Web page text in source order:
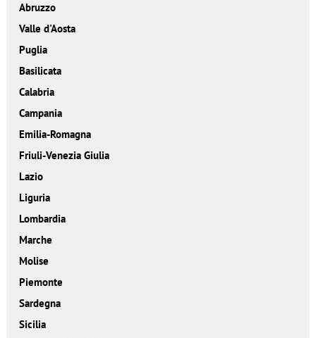
Abruzzo
Valle d'Aosta
Puglia
Basilicata
Calabria
Campania
Emilia-Romagna
Friuli-Venezia Giulia
Lazio
Liguria
Lombardia
Marche
Molise
Piemonte
Sardegna
Sicilia